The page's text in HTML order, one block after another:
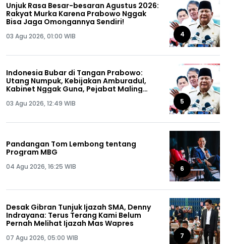
Unjuk Rasa Besar-besaran Agustus 2026:
Rakyat Murka Karena Prabowo Nggak
Bisa Jaga Omongannya Sendiri!
03 Agu 2026, 01:00 WIB 4
Indonesia Bubar di Tangan Prabowo:
Utang Numpuk, Kebijakan Amburadul,
Kabinet Nggak Guna, Pejabat Maling
03 Agu 2026, 12:49 WIB 5
Pandangan Tom Lembong tentang
Program MBG
04 Agu 2026, 16:25 WIB 6
Desak Gibran Tunjuk Ijazah SMA, Denny
Indrayana: Terus Terang Kami Belum
Pernah Melihat Ijazah Mas Wapres
07 Agu 2026, 05:00 WIB 7